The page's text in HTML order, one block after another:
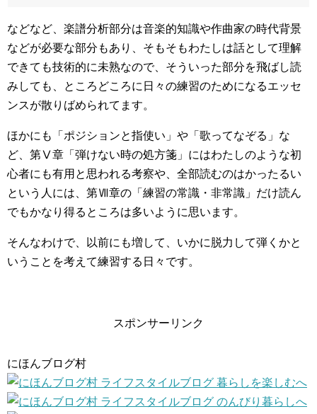
などなど、楽譜分析部分は音楽的知識や作曲家の時代背景
などが必要な部分もあり、そもそもわたしは話として理解
できても技術的に未熟なので、そういった部分を飛ばし読
みしても、ところどころに日々の練習のためになるエッセ
ンスが散りばめられてます。
ほかにも「ポジションと指使い」や「歌ってなぞる」な
ど、第Ⅴ章「弾けない時の処方箋」にはわたしのような初
心者にも有用と思われる考察や、全部読むのはかったるい
という人には、第Ⅶ章の「練習の常識・非常識」だけ読ん
でもかなり得るところは多いように思います。
そんなわけで、以前にも増して、いかに脱力して弾くかと
いうことを考えて練習する日々です。
スポンサーリンク
にほんブログ村